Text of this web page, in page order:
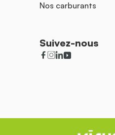
Nos carburants
Suivez-nous